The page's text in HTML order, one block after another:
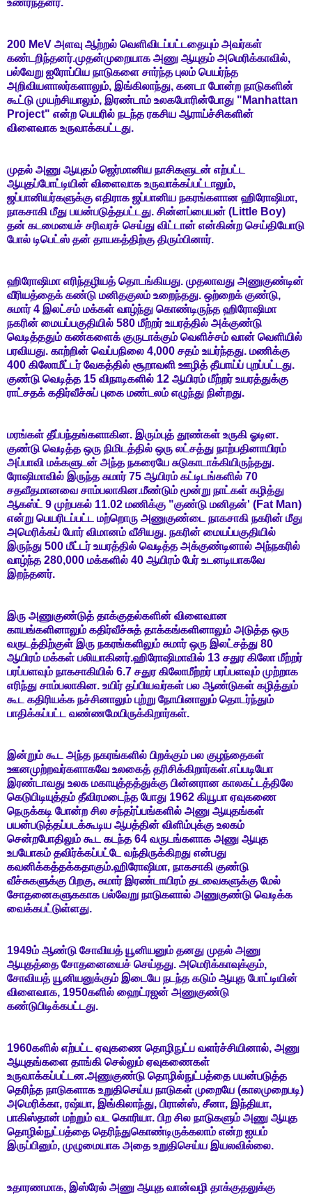
உணர்ந்தனர்.
200 MeV அளவு ஆற்றல் வெளிவிடப்பட்டதையும் அவர்கள்
கண்டறிந்தனர்.முதன்முறையாக அணு ஆயுதம் அமெரிக்காவில்,
பல்வேறு ஐரோப்பிய நாடுகளை சார்ந்த புலம் பெயர்ந்த
அறிவியளாலர்களாலும், இங்கிலாந்து, கனடா போன்ற நாடுகளின்
கூட்டு முயற்சியாலும், இரண்டாம் உலகபோரின்போது "Manhattan
Project" என்ற பெயரில் நடந்த ரகசிய ஆராய்ச்சிகளின்
விளைவாக உருவாக்கபட்டது.
முதல் அணு ஆயுதம் ஜெர்மானிய நாசிகளுடன் எற்பட்ட
ஆயுதப்போட்டியின் விளைவாக உருவாக்கப்பட்டாலும்,
ஜப்பானியர்களுக்கு எதிராக ஜப்பானிய நகரங்களான ஹிரோஷிமா,
நாகசாகி மீது பயன்படுத்தபட்டது. சின்னப்பையன் (Little Boy)
தன் கடமையைச் சரிவரச் செய்து விட்டான் என்கின்ற செய்தியோடு
போல் டிபெட்ஸ் தன் தாயகத்திற்கு திரும்பினார்.
ஹிரோஷிமா எரிந்தழியத் தொடங்கியது. முதலாவது அணுகுண்டின்
வீரியத்தைக் கண்டு மனிதகுலம் உறைந்தது. ஒற்றைக் குண்டு,
சுமார் 4 இலட்சம் மக்கள் வாழ்ந்து கொண்டிருந்த ஹிரோஷிமா
நகரின் மையப்பகுதியில் 580 மீற்றர் உயரத்தில் அக்குண்டு
வெடித்ததும் கண்களைக் குருடாக்கும் வெளிச்சம் வான் வெளியில்
பரவியது. காற்றின் வெப்பநிலை 4,000 சதம் உயர்ந்தது. மணிக்கு
400 கிலோமீட்டர் வேகத்தில் சூறாவளி ஊழித் தீயாய்ப் புறப்பட்டது.
குண்டு வெடித்த 15 விநாடிகளில் 12 ஆயிரம் மீற்றர் உயரத்துக்கு
ராட்சதக் கதிர்வீச்சுப் புகை மண்டலம் எழுந்து நின்றது.
மரங்கள் தீப்பந்தங்களாகின. இரும்புத் தூண்கள் உருகி ஓடின.
குண்டு வெடித்த ஒரு நிமிடத்தில் ஒரு லட்சத்து நாற்பதினாயிரம்
அப்பாவி மக்களுடன் அந்த நகரையே சுடுகாடாக்கியிருந்தது.
ரோஷிமாவில் இருந்த சுமார் 75 ஆயிரம் கட்டிடங்களில் 70
சதவீதமானவை சாம்பலாகின.மீண்டும் மூன்று நாட்கள் கழித்து
ஆகஸ்ட் 9 முற்பகல் 11.02 மணிக்கு "குண்டு மனிதன்' (Fat Man)
என்று பெயரிடப்பட்ட மற்றொரு அணுகுண்டை நாகசாகி நகரின் மீது
அமெரிக்கப் போர் விமானம் வீசியது. நகரின் மையப்பகுதியில்
இருந்து 500 மீட்டர் உயரத்தில் வெடித்த அக்குண்டினால் அந்நகரில்
வாழ்ந்த 280,000 மக்களில் 40 ஆயிரம் பேர் உடனடியாகவே
இறந்தனர்.
இரு அணுகுண்டுத் தாக்குதல்களின் விளைவான
காயங்களினாலும் கதிர்வீச்சுத் தாக்கங்களினாலும் அடுத்த ஒரு
வருடத்திற்குள் இரு நகரங்களிலும் சுமார் ஒரு இலட்சத்து 80
ஆயிரம் மக்கள் பலியாகினர்.ஹிரோஷிமாவில் 13 சதுர கிலோ மீற்றர்
பரப்பளவும் நாகசாகியில் 6.7 சதுர கிலோமீற்றர் பரப்பளவும் முற்றாக
எரிந்து சாம்பலாகின. உயிர் தப்பியவர்கள் பல ஆண்டுகள் கழித்தும்
கூட கதிரியக்க நச்சினாலும் புற்று நோயினாலும் தொடர்ந்தும்
பாதிக்கப்பட்ட வண்ணமேயிருக்கிறார்கள்.
இன்றும் கூட அந்த நகரங்களில் பிறக்கும் பல குழந்தைகள்
ஊனமுற்றவர்களாகவே உலகைத் தரிசிக்கிறார்கள்.எப்படியோ
இரண்டாவது உலக மகாயுத்தத்துக்கு பின்னரான காலகட்டத்திலே
கெடுபிடியுத்தம் தீவிரமடைந்த போது 1962 கியூபா ஏவுகணை
நெருக்கடி போன்ற சில சந்தர்ப்பங்களில் அணு ஆயுதங்கள்
பயன்படுத்தப்படக்கூடிய ஆபத்தின் விளிம்புக்கு உலகம்
சென்றபோதிலும் கூட கடந்த 64 வருடங்களாக அணு ஆயுத
உபயோகம் தவிர்க்கப்பட்டே வந்திருக்கிறது என்பது
கவனிக்கத்தக்கதாகும்.ஹிரோஷிமா, நாகசாகி குண்டு
வீச்சுகளுக்கு பிறகு, சுமார் இரண்டாயிரம் தடவைகளுக்கு மேல்
சோதனைகளுககாக பல்வேறு நாடுகளால் அணுகுண்டு வெடிக்க
வைக்கபட்டுள்ளது.
1949ம் ஆண்டு சோவியத் யூனியனும் தனது முதல் அணு
ஆயுதத்தை சோதனையைச் செய்தது. அமெரிக்காவுக்கும்,
சோவியத் யூனியனுக்கும் இடையே நடந்த கடும் ஆயுத போட்டியின்
விளைவாக, 1950களில் ஹைட்ரஜன் அணுகுண்டு
கண்டுபிடிக்கபட்டது.
1960களில் எற்பட்ட ஏவுகணை தொழிநுட்ப வளர்ச்சியினால், அணு
ஆயுதங்களை தாங்கி செல்லும் ஏவுகணைகள்
உருவாக்கப்பட்டன.அணுகுண்டு தொழில்நுட்பத்தை பயன்படுத்த
தெரிந்த நாடுகளாக உறுதிசெய்ய நாடுகள் முறையே (காலமுறைபடி)
அமெரிக்கா, ரஷ்யா, இங்கிலாந்து, பிரான்ஸ், சீனா, இந்தியா,
பாகிஸ்தான் மற்றும் வட கொரியா. பிற சில நாடுகளும் அணு ஆயுத
தொழில்நுட்பத்தை தெரிந்துகொண்டிருக்கலாம் என்ற ஐயம்
இருப்பினும், முழுமையாக அதை உறுதிசெய்ய இயலவில்லை.
உதாரணமாக, இஸ்ரேல் அணு ஆயுத வான்வழி தாக்குதலுக்கு